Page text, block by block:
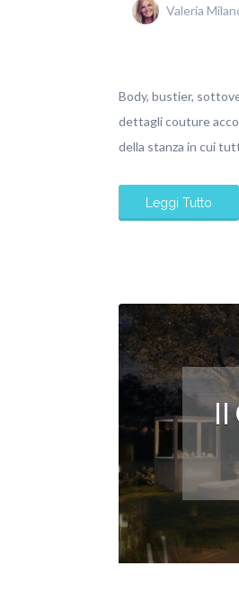
Valeria
Body, bustier,
dettagli couture
della stanza in cui
Leggi Tutto
Il